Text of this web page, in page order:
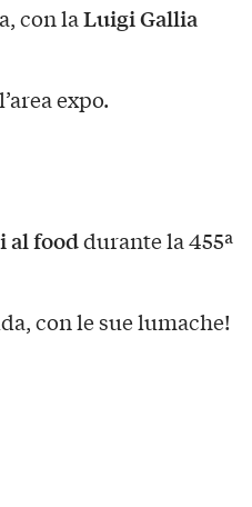
con laLuigi Gallia
expo.
al fooddurante la 455ª
con le sue lumache!